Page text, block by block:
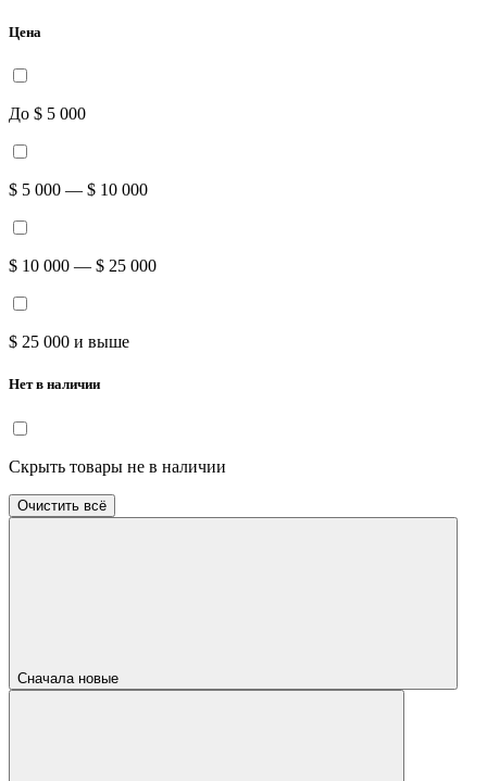
Цена
До $ 5 000
$ 5 000 — $ 10 000
$ 10 000 — $ 25 000
$ 25 000 и выше
Нет в наличии
Скрыть товары не в наличии
Очистить всё
Сначала новые